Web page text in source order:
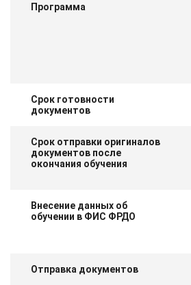
Программа
Срок готовности
документов
Срок отправки оригиналов
документов после
окончания обучения
Внесение данных об
обучении в ФИС ФРДО
Отправка документов